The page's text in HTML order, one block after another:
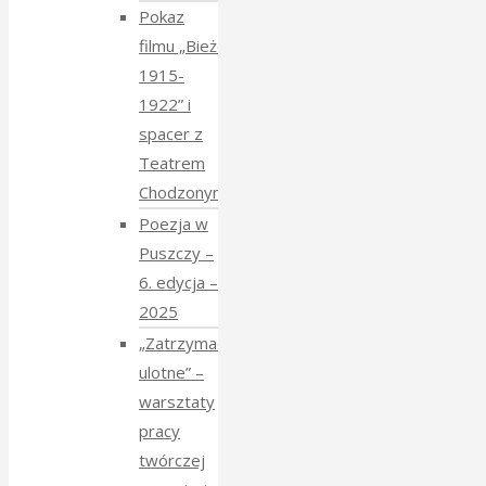
Pokaz
filmu „Bieżeńcy
1915-
1922” i
spacer z
Teatrem
Chodzonym
Poezja w
Puszczy –
6. edycja –
2025
„Zatrzymać
ulotne” –
warsztaty
pracy
twórczej